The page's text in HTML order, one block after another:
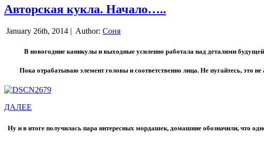
Авторская кукла. Начало…..
January 26th, 2014 | Author: Соня
В новогодние каникулы и выходные усиленно работала над деталями
Пока отрабатываю элемент головы и соответственно лица. Не пугайтесь, это не
ДАЛЕЕ
Ну и в итоге получилась пара интересных мордашек, домашние обозначили, что